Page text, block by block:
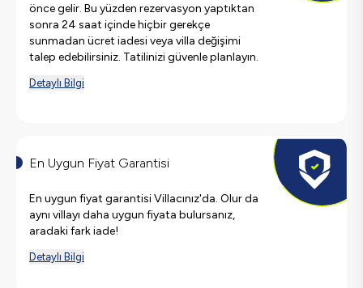
önce gelir. Bu yüzden rezervasyon yaptıktan
sonra 24 saat içinde hiçbir gerekçe
sunmadan ücret iadesi veya villa değişimi
talep edebilirsiniz. Tatilinizi güvenle planlayın.
Detaylı Bilgi
En Uygun Fiyat Garantisi
En uygun fiyat garantisi Villacınız'da. Olur da
aynı villayı daha uygun fiyata bulursanız,
aradaki fark iade!
Detaylı Bilgi